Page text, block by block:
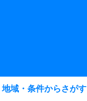
地域・条件からさがす